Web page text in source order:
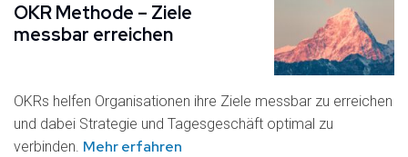
OKR Methode – Ziele
messbar erreichen
OKRs helfen Organisationen ihre Ziele messbar zu erreichen
und dabei Strategie und Tagesgeschäft optimal zu
verbinden. Mehr erfahren